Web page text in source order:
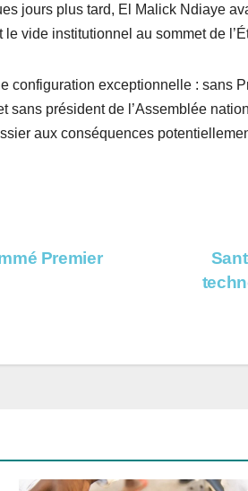
jours plus tard, El Malick Ndiaye
vide institutionnel au sommet de
configuration exceptionnelle : sans
sans président de l’Assemblée
aux conséquences
Premier